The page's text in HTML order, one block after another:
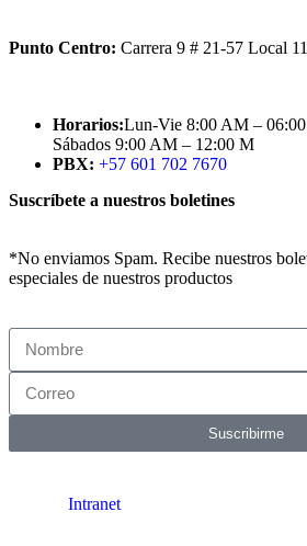
Punto Centro: Carrera 9 # 21-57 Local
Horarios:Lun-Vie 8:00 AM –
Sábados 9:00 AM – 12:00 M
PBX: +57 601 702 7670
Suscríbete a nuestros boletines
*No enviamos Spam. Recibe nuestros
especiales de nuestros productos
Suscribirme
Intranet